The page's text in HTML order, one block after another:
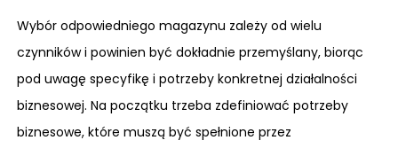
Wybór odpowiedniego magazynu zależy od wielu
czynników i powinien być dokładnie przemyślany, biorąc
pod uwagę specyfikę i potrzeby konkretnej działalności
biznesowej. Na początku trzeba zdefiniować potrzeby
biznesowe, które muszą być spełnione przez